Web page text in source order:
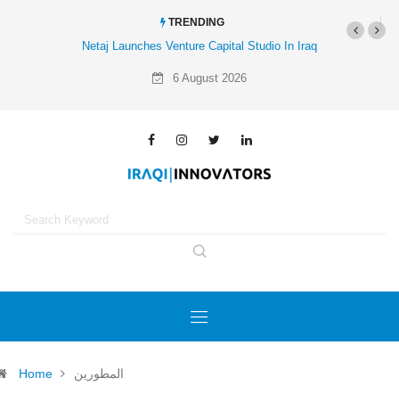
TRENDING
Netaj Launches Venture Capital Studio In Iraq
6 August 2026
Home المطورين